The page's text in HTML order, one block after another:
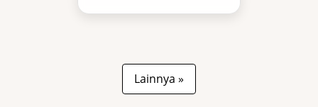
Lainnya »